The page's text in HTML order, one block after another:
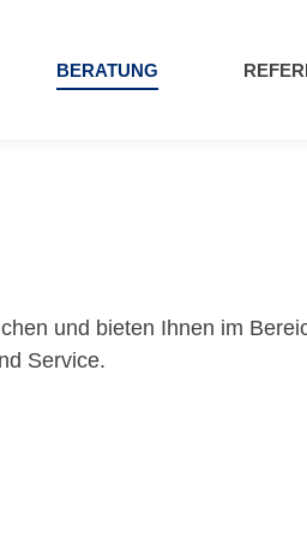
BERATUNG
und bieten Ihnen im
Service.